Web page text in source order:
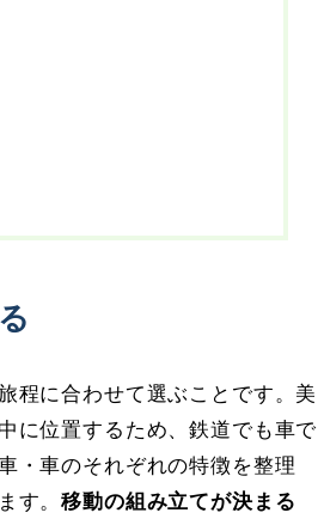
程に合わせて選ぶことです。美
に位置するため、鉄道でも車で
・車のそれぞれの特徴を整理
す。移動の組み立てが決まる